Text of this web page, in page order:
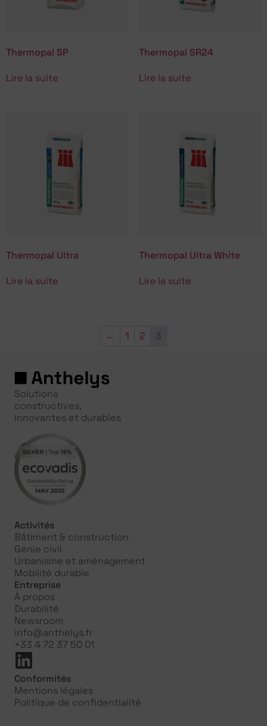
Thermopal SP
Lire la suite
Thermopal SR24
Lire la suite
Thermopal Ultra
Lire la suite
Thermopal Ultra White
Lire la suite
← 1 2 3
Solutions
constructives,
innovantes et durables
Activités
Bâtiment & construction
Génie civil
Urbanisme et aménagement
Mobilité durable
Entreprise
À propos
Durabilité
Newsroom
info@anthelys.fr
+33 4 72 37 50 01
Conformités
Mentions légales
Politique de confidentialité